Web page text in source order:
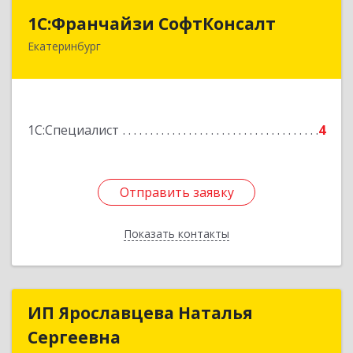
1С:Франчайзи СофтКонсалт
Екатеринбург
1С:Специалист 4
Отправить заявку
Показать контакты
1С:Франчайзи СофтКонсалт
620036, Свердловская обл, Екатеринбург г,
Отправить заявку
Назад
ИП Ярославцева Наталья
Сергеевна
ИП Ярославцева Наталья